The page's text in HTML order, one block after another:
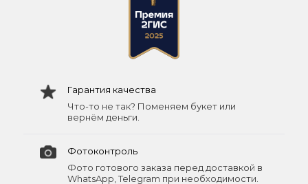
Гарантия качества
Что-то не так? Поменяем букет или
вернём деньги.
Фотоконтроль
Фото готового заказа перед доставкой в
WhatsApp, Telegram при необходимости.